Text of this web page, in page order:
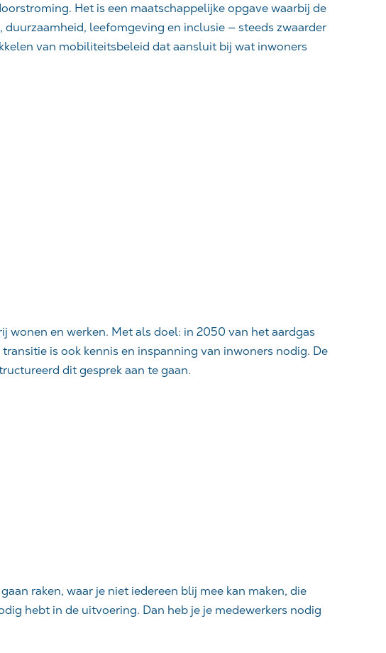
Het is een maatschappelijke opgave waarbij de
leefomgeving en inclusie — steeds zwaarder
van mobiliteitsbeleid dat aansluit bij wat inwoners
wonen en werken. Met als doel: in 2050 van het aardgas
is ook kennis en inspanning van inwoners nodig. De
dit gesprek aan te gaan.
raken, waar je niet iedereen blij mee kan maken, die
hebt in de uitvoering. Dan heb je je medewerkers nodig